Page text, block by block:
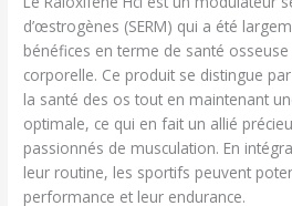
d’œstrogènes (SERM) qui a été
bénéfices en terme de santé
corporelle. Ce produit se distingue
la santé des os tout en maintenant
optimale, ce qui en fait un allié
passionnés de musculation. En
leur routine, les sportifs peuvent
performance et leur endurance.